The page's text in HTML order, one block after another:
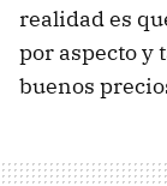
realidad es
por aspecto y
buenos